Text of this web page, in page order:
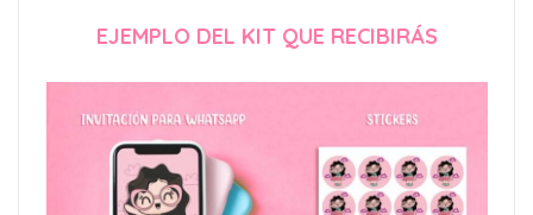
EJEMPLO DEL KIT QUE RECIBIRÁS